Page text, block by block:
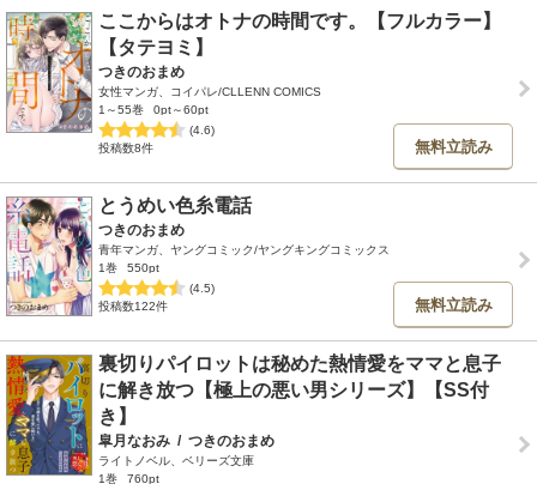
ここからはオトナの時間です。【フルカラー】
【タテヨミ】
つきのおまめ
女性マンガ、コイパレ/CLLENN COMICS
1～55巻
0pt～60pt
(4.6)
投稿数8件
無料立読み
とうめい色糸電話
つきのおまめ
青年マンガ、ヤングコミック/ヤングキングコミックス
1巻
550pt
(4.5)
投稿数122件
無料立読み
裏切りパイロットは秘めた熱情愛をママと息子
に解き放つ【極上の悪い男シリーズ】【SS付
き】
皐月なおみ / つきのおまめ
ライトノベル、ベリーズ文庫
1巻
760pt